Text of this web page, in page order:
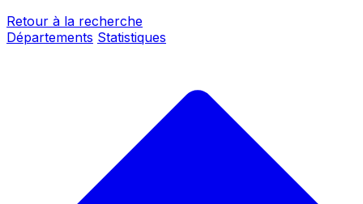
Retour à la recherche
Départements Statistiques